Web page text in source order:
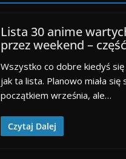
Lista 30 anime
przez weekend –
Wszystko co dobre kiedyś
jak ta lista. Planowo miała
początkiem września, ale…
Czytaj Dalej